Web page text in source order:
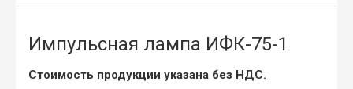
Импульсная лампа ИФК-75-1
Стоимость продукции указана без НДС.